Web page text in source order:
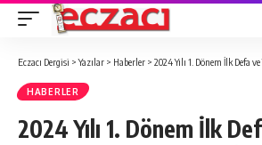
Eczacı Dergisi >Yazılar > Haberler > 2024 Yılı 1. Dönem İlk Defa ve
HABERLER
2024 Yılı 1. Dönem İlk